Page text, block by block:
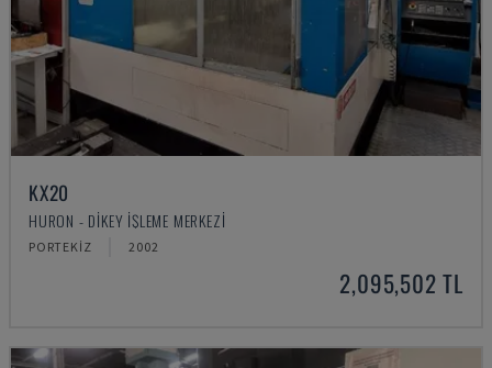
KX20
HURON - DIKEY İŞLEME MERKEZI
PORTEKIZ 2002
2,095,502 TL